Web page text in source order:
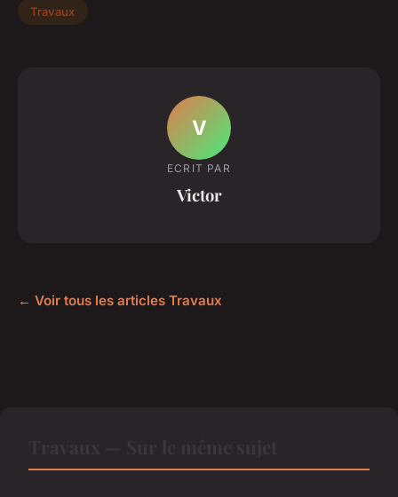
Travaux
V
ECRIT PAR
Victor
← Voir tous les articles Travaux